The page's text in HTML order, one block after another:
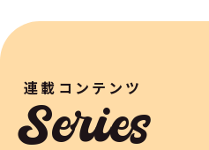
連載コンテンツ
Series